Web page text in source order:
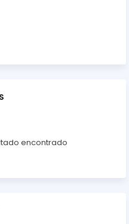
encontrado